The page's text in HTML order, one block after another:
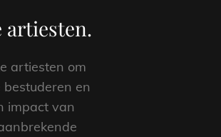
artiesten.
artiesten om
en
impact van